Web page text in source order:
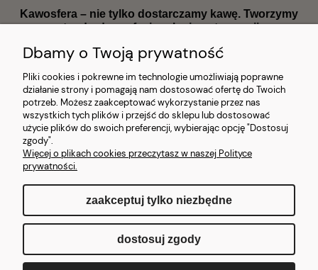
Kawosfera – nie tylko dostarczamy kawę. Tworzymy
standardy profesjonalnej gastronomii.
Największy dostawca ekspresów, kawy i części zamiennych w Polsce
|Wyłączny dystrybutor marek premium | Magazyn 1300 m²
Ekspresowa realizacja
sektora HoReCa, biur i instytucji państwowych.
Sklep internetowy Shoper.pl
Dbamy o Twoją prywatność
Pliki cookies i pokrewne im technologie umożliwiają poprawne
działanie strony i pomagają nam dostosować ofertę do Twoich
potrzeb. Możesz zaakceptować wykorzystanie przez nas
wszystkich tych plików i przejść do sklepu lub dostosować
użycie plików do swoich preferencji, wybierając opcję "Dostosuj
zgody".
Więcej o plikach cookies przeczytasz w naszej Polityce
prywatności.
zaakceptuj tylko niezbędne
dostosuj zgody